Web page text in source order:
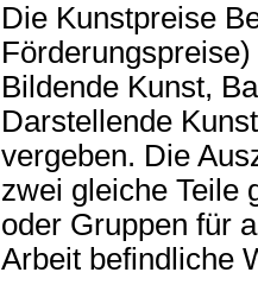
Die Kunstpreise
Bildende Kunst,
Darstellende
vergeben. Die
zwei gleiche Teile
oder Gruppen für
Arbeit befindliche